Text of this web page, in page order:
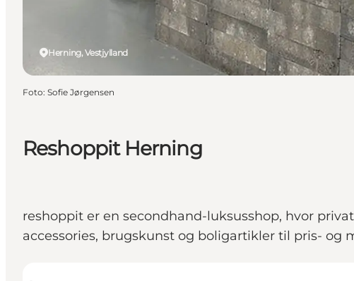
Reshoppit Herning
reshoppit er en secondhand-luksusshop, hvor
accessories, brugskunst og boligartikler til pris- og
Herning, Vestjylland
Foto: Sofie Jørgensen